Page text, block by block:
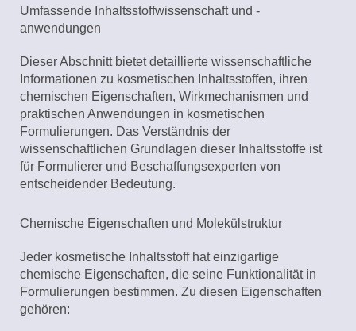
Umfassende Inhaltsstoffwissenschaft und -
anwendungen
Dieser Abschnitt bietet detaillierte wissenschaftliche
Informationen zu kosmetischen Inhaltsstoffen, ihren
chemischen Eigenschaften, Wirkmechanismen und
praktischen Anwendungen in kosmetischen
Formulierungen. Das Verständnis der
wissenschaftlichen Grundlagen dieser Inhaltsstoffe ist
für Formulierer und Beschaffungsexperten von
entscheidender Bedeutung.
Chemische Eigenschaften und Molekülstruktur
Jeder kosmetische Inhaltsstoff hat einzigartige
chemische Eigenschaften, die seine Funktionalität in
Formulierungen bestimmen. Zu diesen Eigenschaften
gehören: